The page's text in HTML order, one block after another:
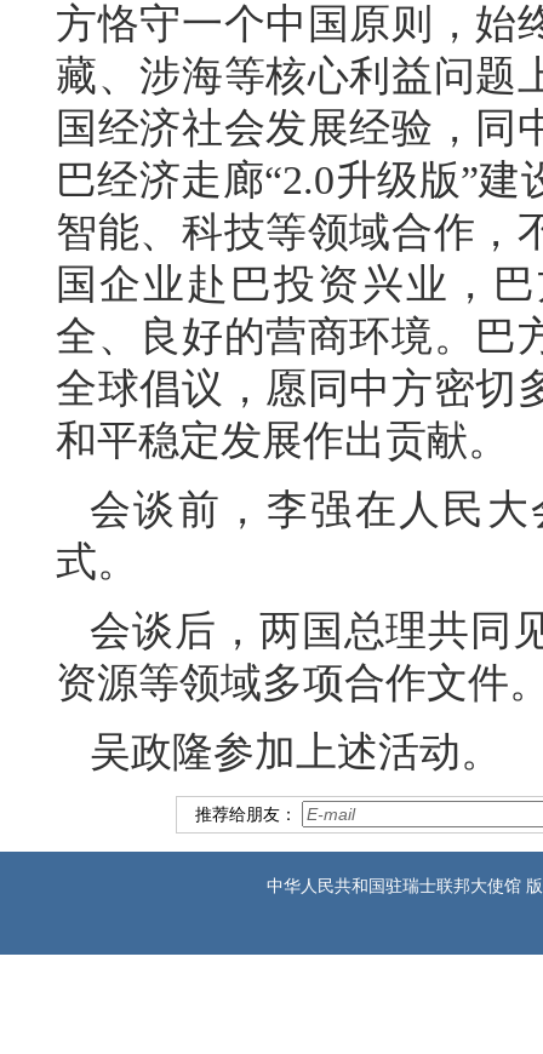
方恪守一个中国原则，始
藏、涉海等核心利益问题
国经济社会发展经验，同
巴经济走廊“2.0升级版”
智能、科技等领域合作，
国企业赴巴投资兴业，
全、良好的营商环境。巴
全球倡议，愿同中方密切
和平稳定发展作出贡献。
会谈前，李强在人民
式。
会谈后，两国总理共同
资源等领域多项合作文件
吴政隆参加上述活动。
推荐给朋友：
中华人民共和国驻瑞士联邦大使馆